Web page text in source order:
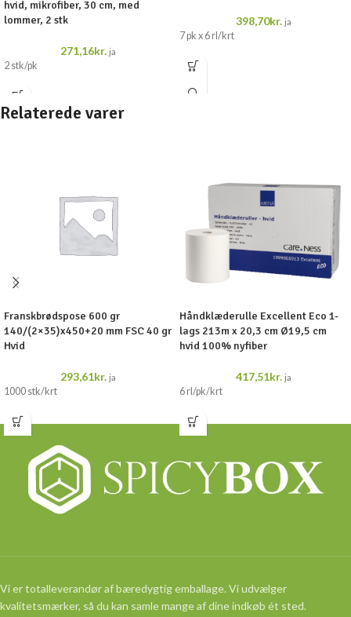
hvid, mikrofiber, 30 cm, med
lommer, 2 stk
271,16kr. ja
2 stk/pk
398,70kr. ja
7 pk x 6 rl/krt
Relaterede varer
Franskbrødspose 600 gr
140/(2×35)x450+20 mm FSC 40 gr
Hvid
293,61kr. ja
1000 stk/krt
Håndklæderulle Excellent Eco 1-
lags 213m x 20,3 cm Ø19,5 cm
hvid 100% nyfiber
417,51kr. ja
6 rl/pk/krt
Vi er totalleverandør af bæredygtig emballage. Vi udvælger
kvalitetsmærker, så du kan samle mange af dine indkøb ét sted.